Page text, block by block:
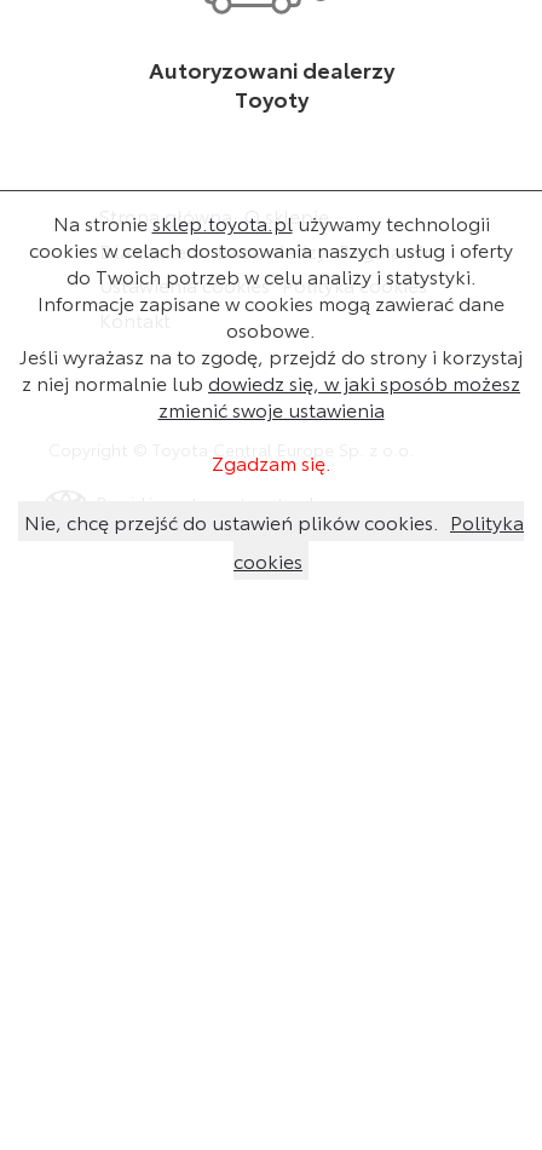
Autoryzowani dealerzy
Toyoty
Strona główna O sklepie
Dla dealera Baza wiedzy Regulamin
Ustawienia cookies Polityka cookies
Kontakt
Na stroniesklep.toyota.pl używamy technologii
cookies w celach dostosowania naszych usług i oferty
do Twoich potrzeb w celu analizy i statystyki.
Informacje zapisane w cookies mogą zawierać dane
osobowe.
Jeśli wyrażasz na to zgodę, przejdź do strony i korzystaj
z niej normalnie lub dowiedz się, w jaki sposób możesz
zmienić swoje ustawienia
Zgadzam się.
Nie, chcę przejść do ustawień plików cookies.
Polityka
cookies